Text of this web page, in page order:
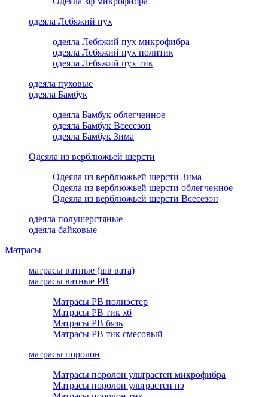
одеяла Лебяжий пух
одеяла Лебяжий пух микрофибра
одеяла Лебяжий пух политик
одеяла Лебяжий пух тик
одеяла пуховые
одеяла Бамбук
одеяла Бамбук облегченное
одеяла Бамбук Всесезон
одеяла Бамбук Зима
Одеяла из верблюжьей шерсти
Одеяла из верблюжьей шерсти Зима
Одеяла из верблюжьей шерсти облегченное
Одеяла из верблюжьей шерсти Всесезон
одеяла полушерстяные
одеяла байковые
Матрасы
матрасы ватные (шв вата)
матрасы ватные РВ
Матрасы РВ полиэстер
Матрасы РВ тик хб
Матрасы РВ бязь
Матрасы РВ тик смесовый
матрасы поролон
Матрасы поролон ультрастеп микрофибра
Матрасы поролон ультрастеп пэ